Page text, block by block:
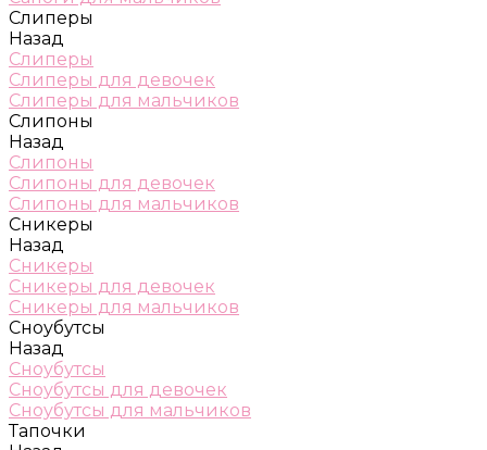
Слиперы
Назад
Слиперы
Слиперы для девочек
Слиперы для мальчиков
Слипоны
Назад
Слипоны
Слипоны для девочек
Слипоны для мальчиков
Сникеры
Назад
Сникеры
Сникеры для девочек
Сникеры для мальчиков
Сноубутсы
Назад
Сноубутсы
Сноубутсы для девочек
Сноубутсы для мальчиков
Тапочки